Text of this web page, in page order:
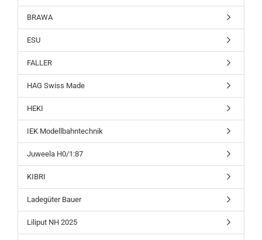
BRAWA
ESU
FALLER
HAG Swiss Made
HEKI
IEK Modellbahntechnik
Juweela H0/1:87
KIBRI
Ladegüter Bauer
Liliput NH 2025